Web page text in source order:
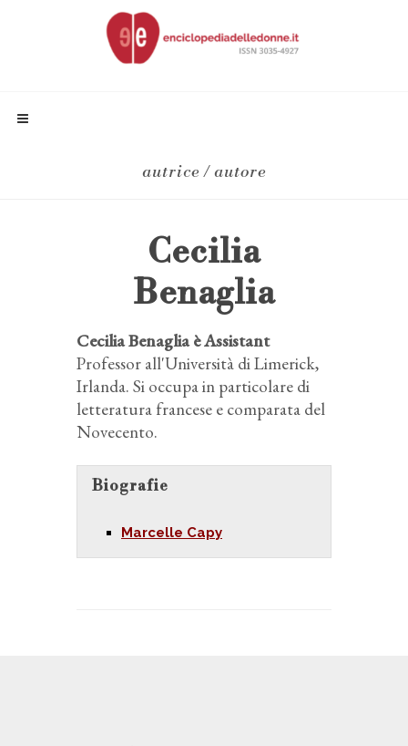
autrice / autore
Cecilia
Benaglia
Cecilia Benaglia è Assistant
Professor all'Università di Limerick,
Irlanda. Si occupa in particolare di
letteratura francese e comparata del
Novecento.
Biografie
Marcelle Capy